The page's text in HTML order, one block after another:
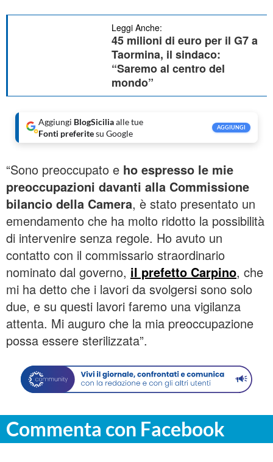
Leggi Anche:
45 milioni di euro per il G7 a
Taormina, il sindaco:
“Saremo al centro del
mondo”
Aggiungi BlogSiciliaalle tue
Fonti preferitesu Google
AGGIUNGI
“Sono preoccupato e ho espresso le mie
preoccupazioni davanti alla Commissione
bilancio della Camera, è stato presentato un
emendamento che ha molto ridotto la possibilità
di intervenire senza regole. Ho avuto un
contatto con il commissario straordinario
nominato dal governo, il prefetto Carpino, che
mi ha detto che i lavori da svolgersi sono solo
due, e su questi lavori faremo una vigilanza
attenta. Mi auguro che la mia preoccupazione
possa essere sterilizzata”.
Commenta con Facebook